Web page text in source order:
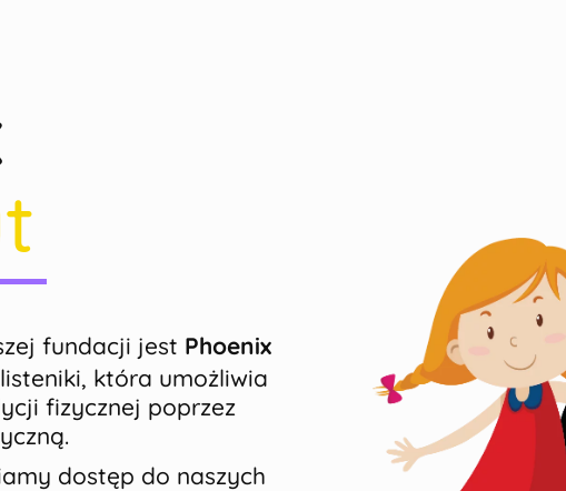
fundacji jest Phoenix
która umożliwia
fizycznej poprzez
dostęp do naszych